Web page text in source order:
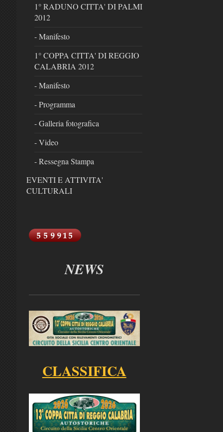
1° RADUNO CITTA' DI PALMI
2012
- Manifesto
1° COPPA CITTA' DI REGGIO
CALABRIA 2012
- Manifesto
- Programma
- Galleria fotografica
- Video
- Ressegna Stampa
EVENTI E ATTIVITA'
CULTURALI
NEWS
CLASSIFICA